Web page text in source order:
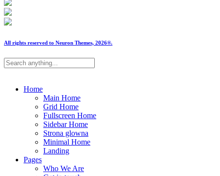
All rights reserved to Neuron Themes, 2026®.
Home
Main Home
Grid Home
Fullscreen Home
Sidebar Home
Strona glowna
Minimal Home
Landing
Pages
Who We Are